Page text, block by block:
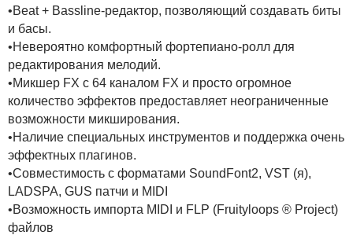
•Beat + Bassline-редактор, позволяющий создавать биты
и басы.
•Невероятно комфортный фортепиано-ролл для
редактирования мелодий.
•Микшер FX с 64 каналом FX и просто огромное
количество эффектов предоставляет неограниченные
возможности микширования.
•Наличие специальных инструментов и поддержка очень
эффектных плагинов.
•Совместимость с форматами SoundFont2, VST (я),
LADSPA, GUS патчи и MIDI
•Возможность импорта MIDI и FLP (Fruityloops ® Project)
файлов